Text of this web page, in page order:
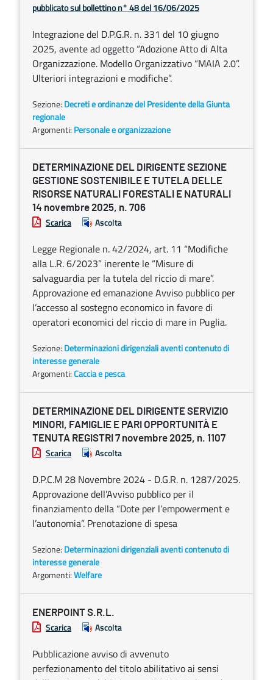
pubblicato sul bollettino n° 48 del 16/06/2025
Integrazione del D.P.G.R. n. 331 del 10 giugno
2025, avente ad oggetto “Adozione Atto di Alta
Organizzazione. Modello Organizzativo “MAIA 2.0”.
Ulteriori integrazioni e modifiche”.
Sezione: Decreti e ordinanze del Presidente della Giunta
regionale
Argomenti: Personale e organizzazione
DETERMINAZIONE DEL DIRIGENTE SEZIONE
GESTIONE SOSTENIBILE E TUTELA DELLE
RISORSE NATURALI FORESTALI E NATURALI
14 novembre 2025, n. 706
Scarica Ascolta
Legge Regionale n. 42/2024, art. 11 “Modifiche
alla L.R. 6/2023” inerente le “Misure di
salvaguardia per la tutela del riccio di mare”.
Approvazione ed emanazione Avviso pubblico per
l’accesso al sostegno economico in favore di
operatori economici del riccio di mare in Puglia.
Sezione: Determinazioni dirigenziali aventi contenuto di
interesse generale
Argomenti:Caccia e pesca
DETERMINAZIONE DEL DIRIGENTE SERVIZIO
MINORI, FAMIGLIE E PARI OPPORTUNITÀ E
TENUTA REGISTRI 7 novembre 2025, n. 1107
Scarica Ascolta
D.P.C.M 28 Novembre 2024 - D.G.R. n. 1287/2025.
Approvazione dell’Avviso pubblico per il
finanziamento della “Dote per l’empowerment e
l’autonomia”. Prenotazione di spesa
Sezione: Determinazioni dirigenziali aventi contenuto di
interesse generale
Argomenti:Welfare
ENERPOINT S.R.L.
Scarica Ascolta
Pubblicazione avviso di avvenuto
perfezionamento del titolo abilitativo ai sensi